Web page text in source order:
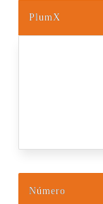
PlumX
Número